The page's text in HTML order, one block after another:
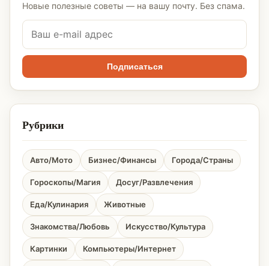
Новые полезные советы — на вашу почту. Без спама.
Подписаться
Рубрики
Авто/Мото Бизнес/Финансы Города/Страны
Гороскопы/Магия Досуг/Развлечения
Еда/Кулинария Животные
Знакомства/Любовь Искусство/Культура
Картинки Компьютеры/Интернет